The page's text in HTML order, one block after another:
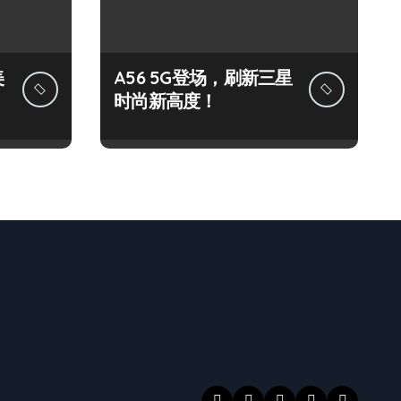
A56 5G登场，刷新三星
时尚新高度！